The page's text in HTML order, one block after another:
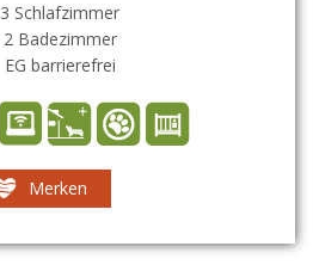
3 Schlafzimmer
2 Badezimmer
EG barrierefrei
Merken